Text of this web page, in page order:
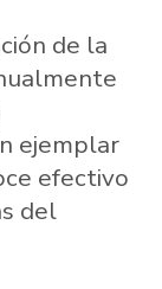
de la
ejemplar
efectivo
del